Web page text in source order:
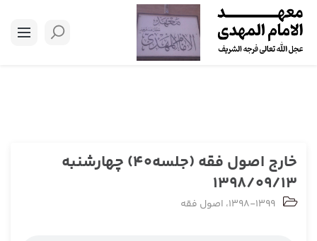
خارج اصول فقه (جلسه40) چهارشنبه
1398/09/13
1398-1399، اصول فقه